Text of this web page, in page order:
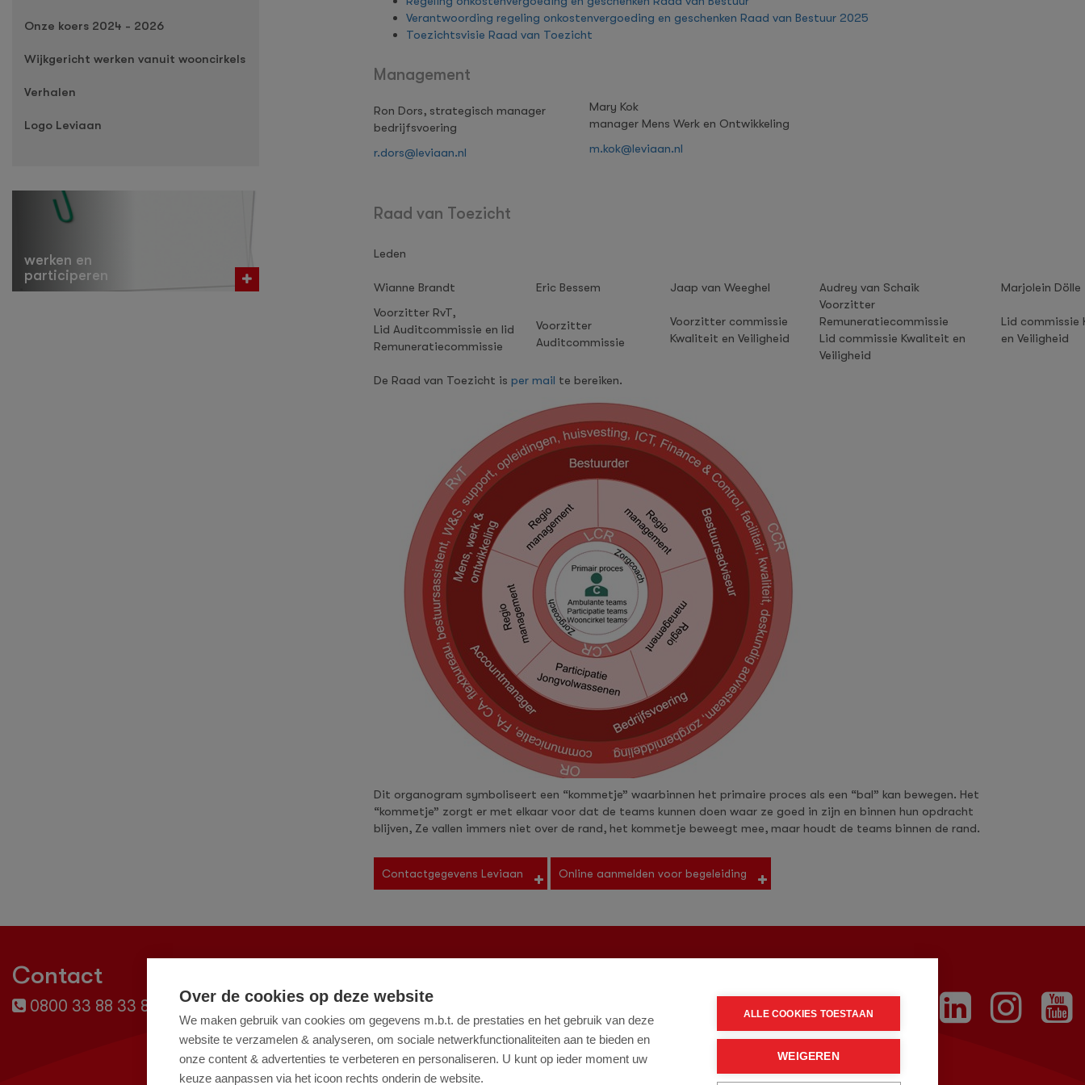
Over de cookies op deze website
We maken gebruik van cookies om gegevens m.b.t. de prestaties en het gebruik van deze
website te verzamelen & analyseren, om sociale netwerkfunctionaliteiten aan te bieden en
onze content & advertenties te verbeteren en personaliseren. U kunt op ieder moment uw
keuze aanpassen via het icoon rechts onderin de website.
ALLE COOKIES TOESTAAN
WEIGEREN
Onze koers 2024 - 2026
Wijkgericht werken vanuit wooncirkels
Verhalen
Logo Leviaan
werken en
participeren
Verantwoording regeling onkostenvergoeding en geschenken Raad van Bestuur 2025
Toezichtsvisie Raad van Toezicht
Management
Ron Dors, strategisch manager
bedrijfsvoering
Mary Kok
manager Mens Werk en Ontwikkeling
r.dors@leviaan.nl
m.kok@leviaan.nl
Raad van Toezicht
Leden
Wianne Brandt Eric Bessem Jaap van Weeghel Audrey van Schaik
Marjolein Dölle
Voorzitter RvT,
Lid Auditcommissie en lid
Remuneratiecommissie
Voorzitter
Auditcommissie
Voorzitter commissie
Kwaliteit en Veiligheid
Voorzitter
Remuneratiecommissie
Lid commissie Kwaliteit en
Veiligheid
Lid commissie
en Veiligheid
De Raad van Toezicht is per mail te bereiken.
Dit organogram symboliseert een “kommetje” waarbinnen het primaire proces als een “bal” kan bewegen. Het
“kommetje” zorgt er met elkaar voor dat de teams kunnen doen waar ze goed in zijn en binnen hun opdracht
blijven, Ze vallen immers niet over de rand, het kommetje beweegt mee, maar houdt de teams binnen de rand.
Contactgegevens Leviaan Online aanmelden voor begeleiding
Contact
0800 33 88 33 88 (gratis) info@leviaan.nl